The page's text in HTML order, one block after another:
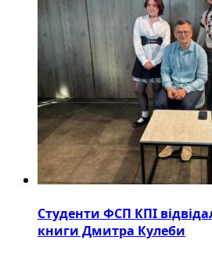
Студенти ФСП КПІ
книги Дмитра Кулеби